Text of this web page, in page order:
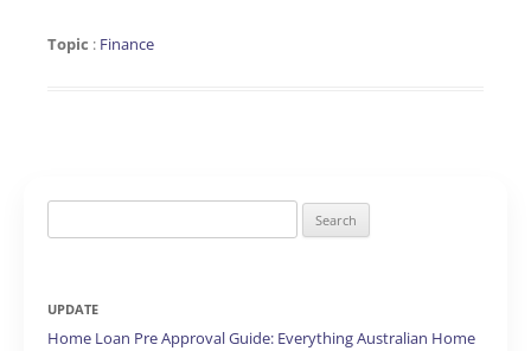
Topic : Finance
for:
UPDATE
Home Loan Pre Approval Guide: Everything Australian Home